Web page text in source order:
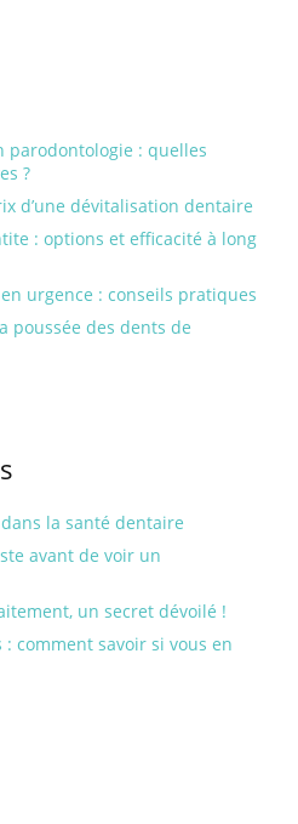
parodontologie : quelles
?
d’une dévitalisation dentaire
: options et efficacité à long
urgence : conseils pratiques
poussée des dents de
la santé dentaire
avant de voir un
un secret dévoilé !
comment savoir si vous en